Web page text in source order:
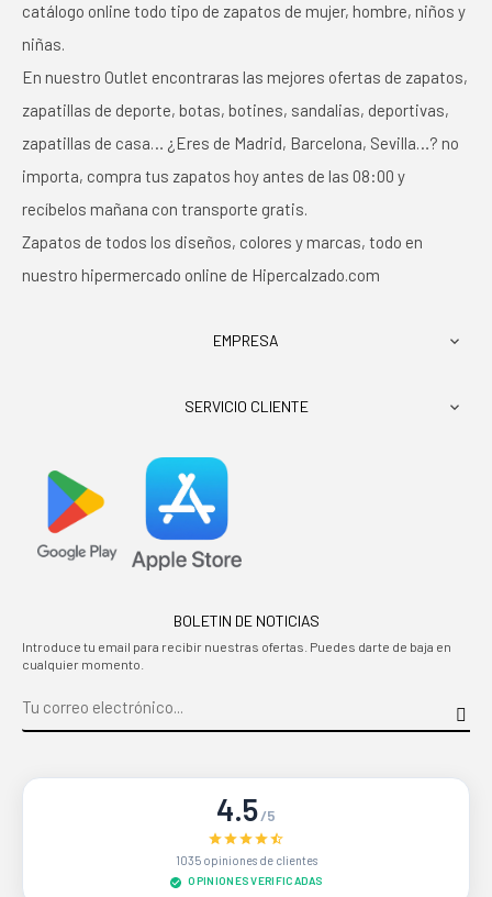
catálogo online todo tipo de zapatos de mujer, hombre, niños y
niñas.
En nuestro Outlet encontraras las mejores ofertas de zapatos,
zapatillas de deporte, botas, botines, sandalias, deportivas,
zapatillas de casa… ¿Eres de Madrid, Barcelona, Sevilla…? no
importa, compra tus zapatos hoy antes de las 08:00 y
recíbelos mañana con transporte gratis.
Zapatos de todos los diseños, colores y marcas, todo en
nuestro hipermercado online de Hipercalzado.com
EMPRESA 
SERVICIO CLIENTE 
BOLETIN DE NOTICIAS
Introduce tu email para recibir nuestras ofertas. Puedes darte de baja en
cualquier momento.
4.5/5
1035 opiniones de clientes
OPINIONES VERIFICADAS